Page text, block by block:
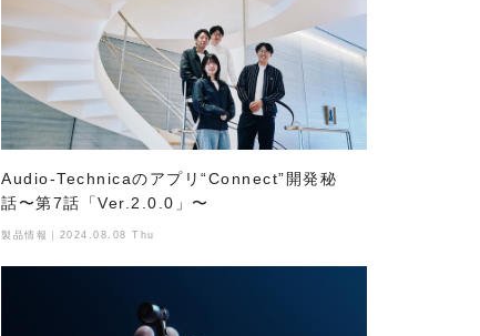
Audio-Technicaのアプリ“Connect”開発秘
話〜第7話「Ver.2.0.0」〜
製品情報｜2024.08.08 Thu